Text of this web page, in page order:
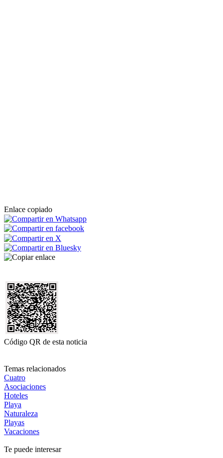
Enlace copiado
Código QR de esta noticia
Temas relacionados
Cuatro
Asociaciones
Hoteles
Playa
Naturaleza
Playas
Vacaciones
Te puede interesar